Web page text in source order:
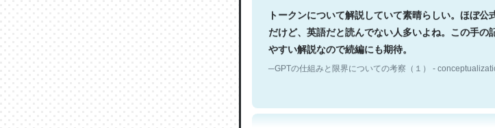
だけど、英語だと読んでない人多いよね。この手
やすい解説なので続編にも期待。
─GPTの仕組みと限界についての考察（１） -